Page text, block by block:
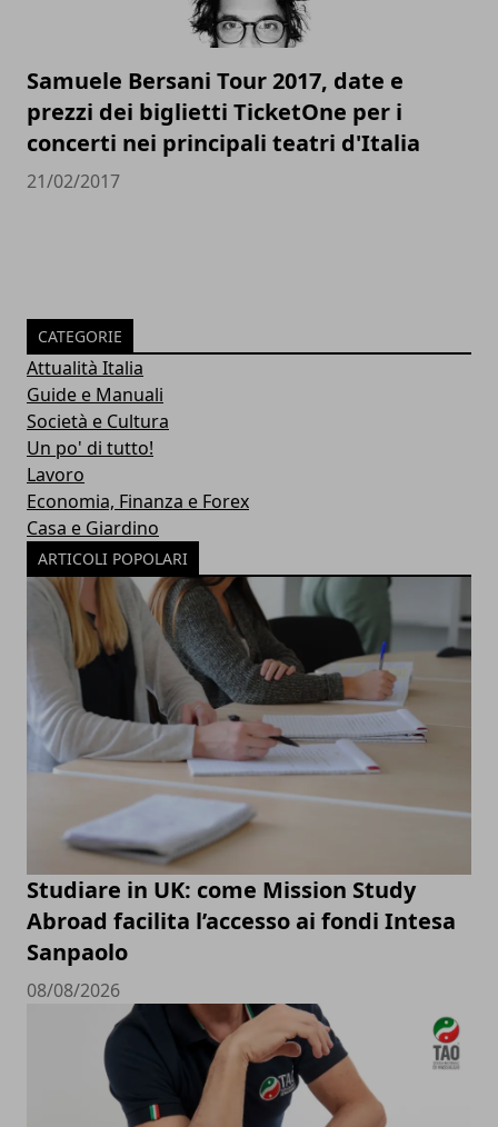
Samuele Bersani Tour 2017, date e
prezzi dei biglietti TicketOne per i
concerti nei principali teatri d'Italia
21/02/2017
CATEGORIE
Attualità Italia
Guide e Manuali
Società e Cultura
Un po' di tutto!
Lavoro
Economia, Finanza e Forex
Casa e Giardino
ARTICOLI POPOLARI
Studiare in UK: come Mission Study
Abroad facilita l’accesso ai fondi Intesa
Sanpaolo
08/08/2026